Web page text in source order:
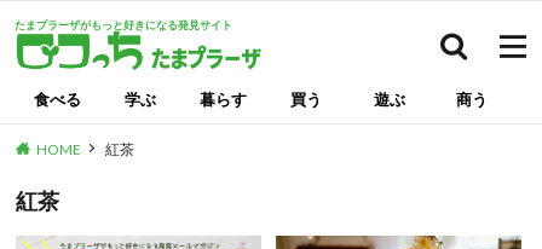
たまプラーザがもっと好きになる発見サイト
食べる 学ぶ 暮らす 買う 遊ぶ 商う
HOME 紅茶
紅茶